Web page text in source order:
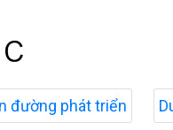
đường phát triển